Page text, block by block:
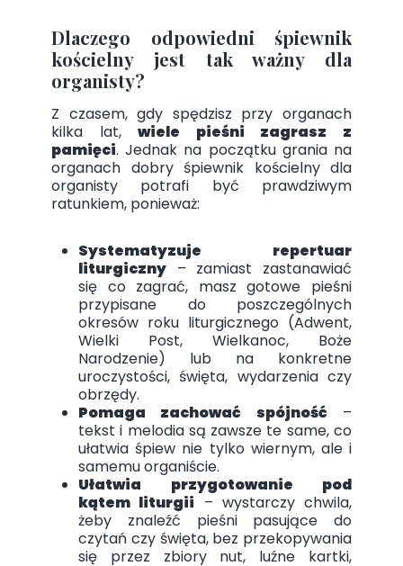
Dlaczego odpowiedni śpiewnik
kościelny jest tak ważny dla
organisty?
Z czasem, gdy spędzisz przy organach
kilka lat,wiele pieśni zagrasz z
pamięci. Jednak na początku grania na
organach dobry śpiewnik kościelny dla
organisty potrafi być prawdziwym
ratunkiem, ponieważ:
Systematyzuje repertuar
liturgiczny – zamiast zastanawiać
się co zagrać, masz gotowe pieśni
przypisane do poszczególnych
okresów roku liturgicznego (Adwent,
Wielki Post, Wielkanoc, Boże
Narodzenie) lub na konkretne
uroczystości, święta, wydarzenia czy
obrzędy.
Pomaga zachować spójność–
tekst i melodia są zawsze te same, co
ułatwia śpiew nie tylko wiernym, ale i
samemu organiście.
Ułatwia przygotowanie pod
kątem liturgii – wystarczy chwila,
żeby znaleźć pieśni pasujące do
czytań czy święta, bez przekopywania
się przez zbiory nut, luźne kartki,